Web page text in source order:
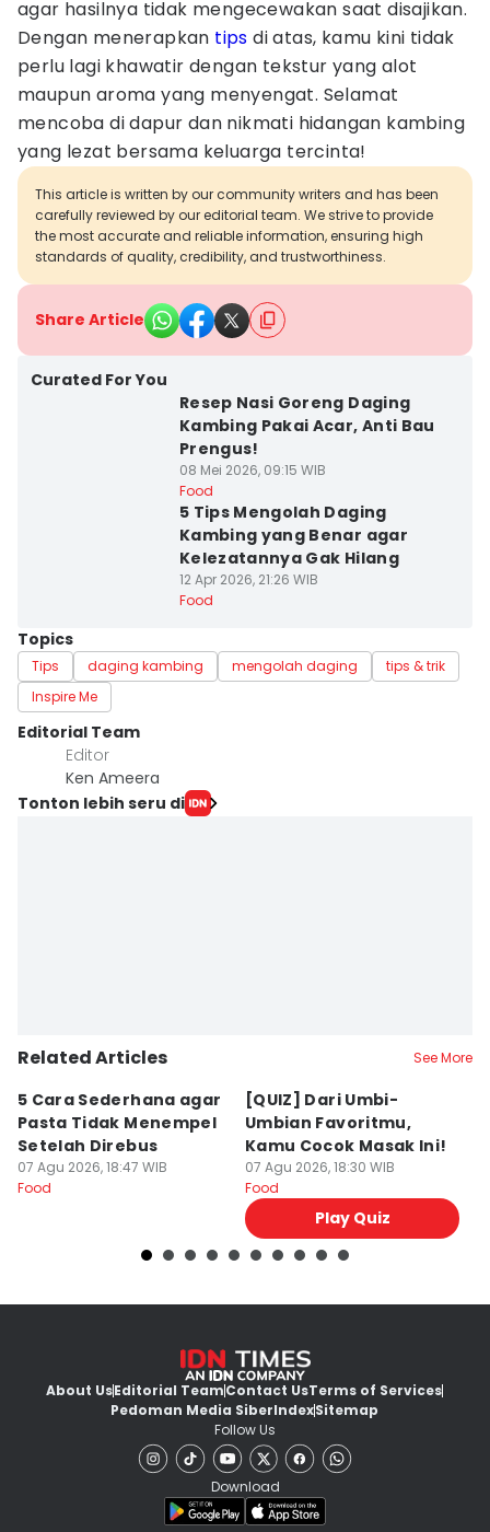
agar hasilnya tidak mengecewakan saat disajikan.
Dengan menerapkan tips di atas, kamu kini tidak
perlu lagi khawatir dengan tekstur yang alot
maupun aroma yang menyengat. Selamat
mencoba di dapur dan nikmati hidangan kambing
yang lezat bersama keluarga tercinta!
This article is written by our community writers and has been
carefully reviewed by our editorial team. We strive to provide
the most accurate and reliable information, ensuring high
standards of quality, credibility, and trustworthiness.
Share Article
Curated For You
Resep Nasi Goreng Daging
Kambing Pakai Acar, Anti Bau
Prengus!
08 Mei 2026, 09:15 WIB
Food
5 Tips Mengolah Daging
Kambing yang Benar agar
Kelezatannya Gak Hilang
12 Apr 2026, 21:26 WIB
Food
Topics
Tips daging kambing mengolah daging
tips & trik
Inspire Me
Editorial Team
Editor
Ken Ameera
Tonton lebih seru di
Related Articles See More
5 Cara Sederhana agar
Pasta Tidak Menempel
Setelah Direbus
07 Agu 2026, 18:47 WIB
Food
[QUIZ] Dari Umbi-
Umbian Favoritmu,
Kamu Cocok Masak Ini!
07 Agu 2026, 18:30 WIB
Food
Play Quiz
About UsEditorial TeamContact UsTerms of Services
Pedoman Media SiberIndexSitemap
Follow Us
Download